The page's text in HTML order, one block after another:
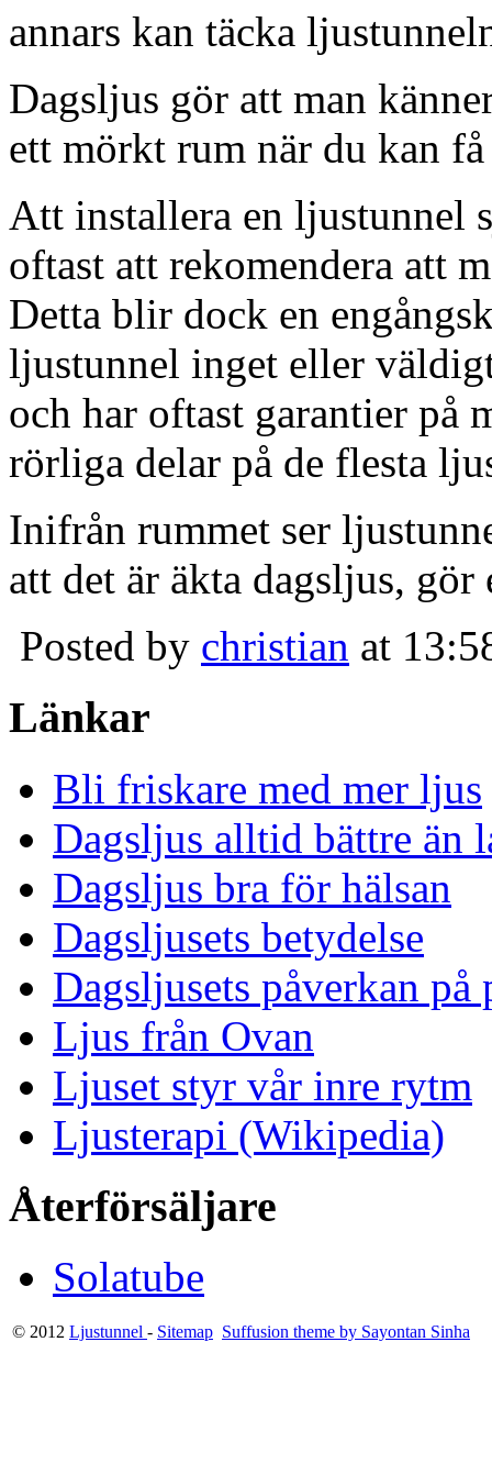
annars kan täcka
Dagsljus gör att man
ett mörkt rum när du kan
Att installera en ljustunnel
oftast att rekomendera att
Detta blir dock en
ljustunnel inget eller
och har oftast garantier på
rörliga delar på de flesta
Inifrån rummet ser
att det är äkta dagsljus,
Posted by christian at
Länkar
Bli friskare med mer ljus
Dagsljus alltid bättre än
Dagsljus bra för hälsan
Dagsljusets betydelse
Dagsljusets påverkan på
Ljus från Ovan
Ljuset styr vår inre rytm
Ljusterapi (Wikipedia)
Återförsäljare
Solatube
© 2012 Ljustunnel - Sitemap Suffusion theme by Sayontan Sinha